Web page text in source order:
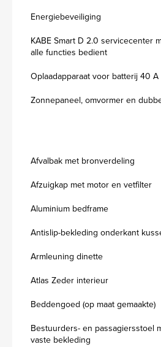
Energiebeveiliging
KABE Smart D 2.0 servicecenter
alle functies bedient
Oplaadapparaat voor batterij 40 A
Zonnepaneel, omvormer en
Afvalbak met bronverdeling
Afzuigkap met motor en vetfilter
Aluminium bedframe
Antislip-bekleding onderkant
Armleuning dinette
Atlas Zeder interieur
Beddengoed (op maat gemaakte)
Bestuurders- en passagiersstoel
vaste bekleding